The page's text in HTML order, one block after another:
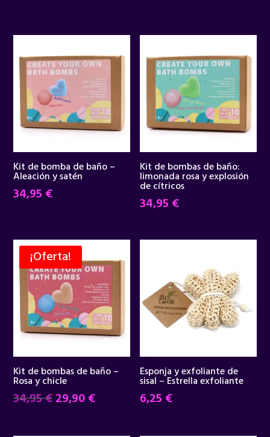
Kit de bomba de baño –
Aleación y satén
34,95 €
Kit de bombas de baño:
limonada rosa y explosión
de cítricos
34,95 €
¡Oferta!
Kit de bombas de baño –
Rosa y chicle
34,95€El
29,90€El
Esponja y exfoliante de
sisal – Estrella exfoliante
6,25 €